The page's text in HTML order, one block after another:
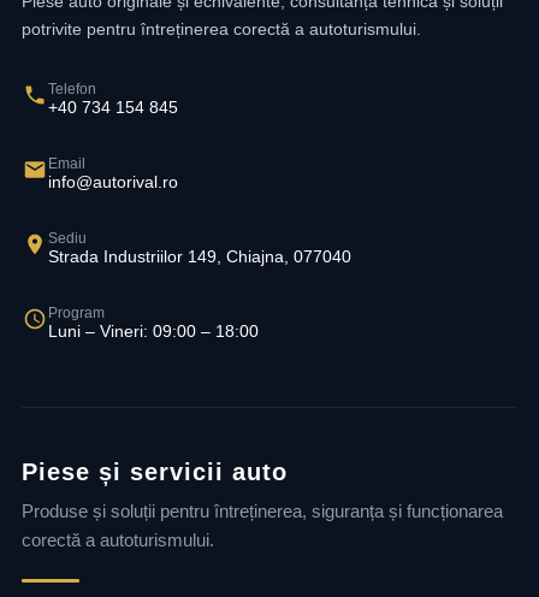
potrivite pentru întreținerea corectă a autoturismului.
Telefon
+40 734 154 845
Email
info@autorival.ro
Sediu
Strada Industriilor 149, Chiajna, 077040
Program
Luni – Vineri: 09:00 – 18:00
Piese și servicii auto
Produse și soluții pentru întreținerea, siguranța și funcționarea
corectă a autoturismului.